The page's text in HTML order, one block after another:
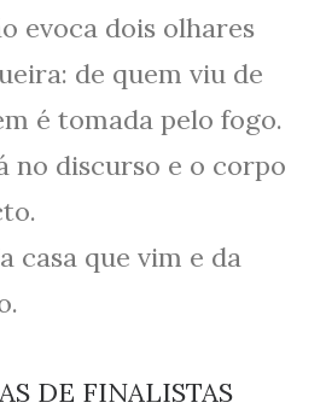
evoca dois olhares
de quem viu de
é tomada pelo fogo.
no discurso e o corpo
casa que vim e da
DE FINALISTAS